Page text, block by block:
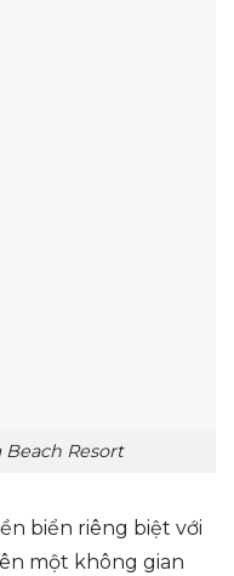
Beach Resort
biển riêng biệt với
một không gian